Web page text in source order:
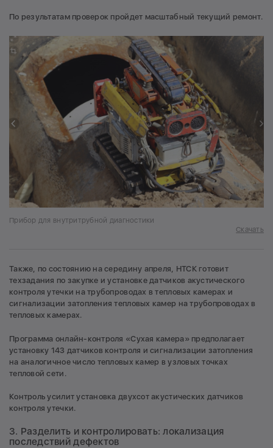
По результатам проверок пройдет масштабный текущий ремонт.
Прибор для внутритрубной диагностики
Скачать
Также, по состоянию на середину апреля, НТСК готовит
техзадания по закупке и установке датчиков акустического
контроля утечки на трубопроводах в тепловых камерах и
сигнализации затопления тепловых камер на трубопроводах в
тепловых камерах.
Программа онлайн-контроля «Сухая камера» предполагает
установку 143 датчиков контроля и сигнализации затопления
на аналогичное число тепловых камер в узловых точках
тепловой сети.
Контроль усилит установка двухсот акустических датчиков
контроля утечки.
3. Разделить и контролировать: локализация
последствий дефектов